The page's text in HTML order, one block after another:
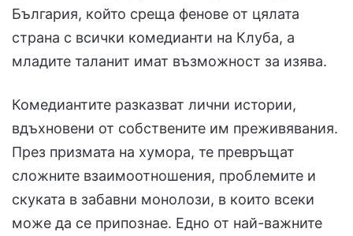
България, който среща фенове от цялата
страна с всички комедианти на Клуба, а
младите таланит имат възможност за изява.
Комедиантите разказват лични истории,
вдъхновени от собствените им преживявания.
През призмата на хумора, те превръщат
сложните взаимоотношения, проблемите и
скуката в забавни монолози, в които всеки
може да се припознае. Едно от най-важните